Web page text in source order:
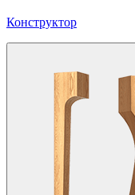
Конструктор